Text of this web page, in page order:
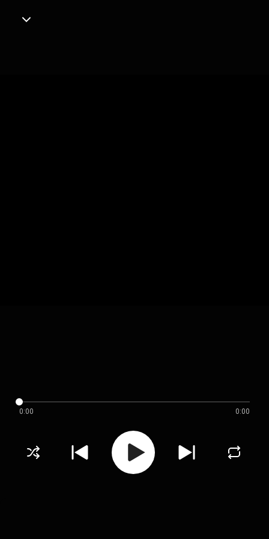
0:00 0:00